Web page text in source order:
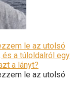
le az utolsó
és a túloldalról egy
a lányt?
le az utolsó